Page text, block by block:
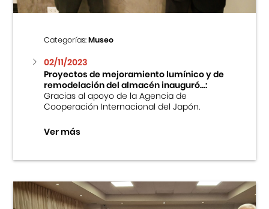
Categorías:Museo
02/11/2023
Proyectos de mejoramiento lumínico y de
remodelación del almacén inauguró...:
Gracias al apoyo de la Agencia de
Cooperación Internacional del Japón.
Ver más